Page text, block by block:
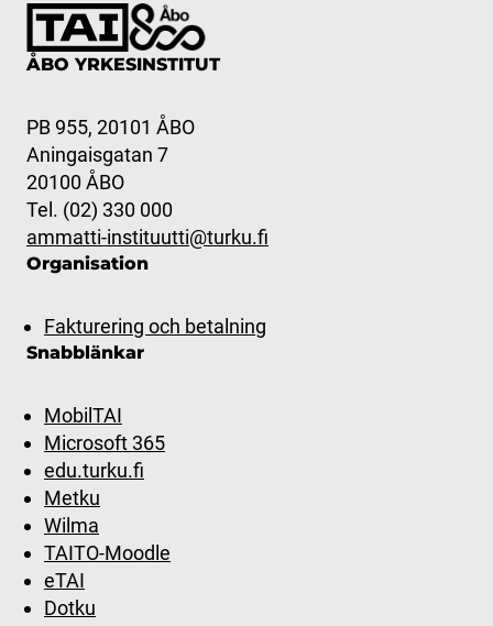
ÅBO YRKESINSTITUT
PB 955, 20101 ÅBO
Aningaisgatan 7
20100 ÅBO
Tel. (02) 330 000
ammatti-instituutti@turku.fi
Organisation
Fakturering och betalning
Snabblänkar
MobilTAI
Microsoft 365
edu.turku.fi
Metku
Wilma
TAITO-Moodle
eTAI
Dotku